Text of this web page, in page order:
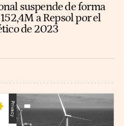
suspende de forma
a Repsol por el
de 2023